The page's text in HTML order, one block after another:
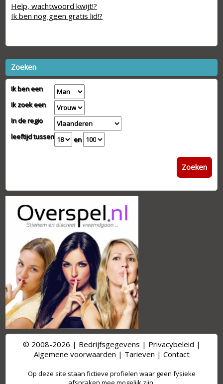
Help, wachtwoord kwijt!?
Ik ben nog geen gratis lid!?
Zoeken
Ik ben een
Ik zoek een
In de regio
leeftijd tussen
en
Zoeken
© 2008-2026 | Bedrijfsgegevens | Privacybeleid |
Algemene voorwaarden | Tarieven | Contact
Op deze site staan fictieve profielen waar geen fysieke